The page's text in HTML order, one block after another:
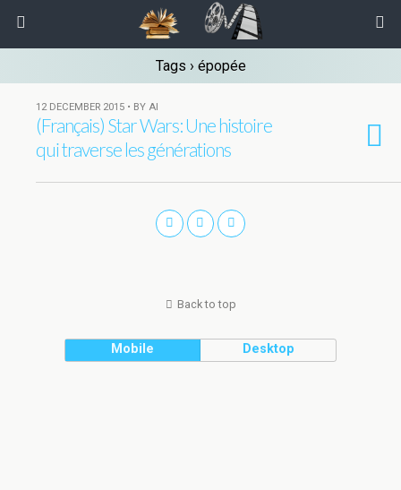
Tags › épopée
12 DECEMBER 2015 • BY AI
(Français) Star Wars: Une histoire
qui traverse les générations
Back to top
Mobile Desktop